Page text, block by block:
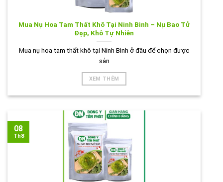
Mua Nụ Hoa Tam Thất Khô Tại Ninh Bình – Nụ Bao Tử
Đẹp, Khô Tự Nhiên
Mua nụ hoa tam thất khô tại Ninh Bình ở đâu để chọn được
sản
XEM THÊM
08
Th8